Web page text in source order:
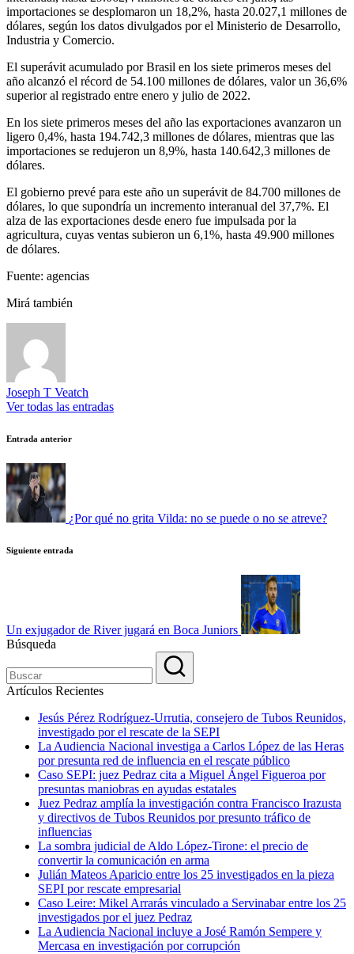
importaciones se desplomaron un 18,2%, hasta 20.027,1 millones de
dólares, según los datos divulgados por el Ministerio de Desarrollo,
Industria y Comercio.
El superávit acumulado por Brasil en los siete primeros meses del
año alcanzó el récord de 54.100 millones de dólares, valor un 36,6%
superior al registrado entre enero y julio de 2022.
En los siete primeros meses del año las exportaciones avanzaron un
ligero 0,4%, hasta 194.742,3 millones de dólares, mientras que las
importaciones se redujeron un 8,9%, hasta 140.642,3 millones de
dólares.
El gobierno prevé para este año un superávit de 84.700 millones de
dólares, lo que supondría un incremento interanual del 37,7%. El
alza de las exportaciones desde enero fue impulsada por la
agricultura, cuyas ventas subieron un 6,1%, hasta 49.900 millones
de dólares.
Fuente: agencias
Mirá también
Joseph T Veatch
Ver todas las entradas
Navegación
de
entradas
Entrada anterior
¿Por qué no grita Vilda: no se puede o no se atreve?
Siguiente entrada
Un exjugador de River jugará en Boca Juniors
Búsqueda
Artículos Recientes
Jesús Pérez Rodríguez-Urrutia, consejero de Tubos Reunidos,
investigado por el rescate de la SEPI
La Audiencia Nacional investiga a Carlos López de las Heras
por presunta red de influencia en el rescate público
Caso SEPI: juez Pedraz cita a Miguel Ángel Figueroa por
presuntas maniobras en ayudas estatales
Juez Pedraz amplía la investigación contra Francisco Irazusta
y directivos de Tubos Reunidos por presunto tráfico de
influencias
La sombra judicial de Aldo López-Tirone: el precio de
convertir la comunicación en arma
Julián Mateos Aparicio entre los 25 investigados en la pieza
SEPI por rescate empresarial
Caso Leire: Mikel Arrarás vinculado a Servinabar entre los 25
investigados por el juez Pedraz
La Audiencia Nacional incluye a José Ramón Sempere y
Mercasa en investigación por corrupción